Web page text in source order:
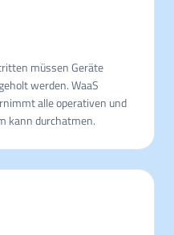
müssen Geräte
werden. WaaS
alle operativen und
kann durchatmen.